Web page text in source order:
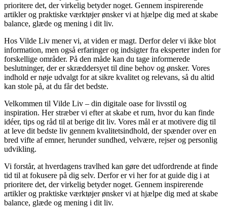
prioritere det, der virkelig betyder noget. Gennem inspirerende
artikler og praktiske værktøjer ønsker vi at hjælpe dig med at skabe
balance, glæde og mening i dit liv.
Hos Vilde Liv mener vi, at viden er magt. Derfor deler vi ikke blot
information, men også erfaringer og indsigter fra eksperter inden for
forskellige områder. På den måde kan du tage informerede
beslutninger, der er skræddersyet til dine behov og ønsker. Vores
indhold er nøje udvalgt for at sikre kvalitet og relevans, så du altid
kan stole på, at du får det bedste.
Velkommen til Vilde Liv – din digitale oase for livsstil og
inspiration. Her stræber vi efter at skabe et rum, hvor du kan finde
idéer, tips og råd til at berige dit liv. Vores mål er at motivere dig til
at leve dit bedste liv gennem kvalitetsindhold, der spænder over en
bred vifte af emner, herunder sundhed, velvære, rejser og personlig
udvikling.
Vi forstår, at hverdagens travlhed kan gøre det udfordrende at finde
tid til at fokusere på dig selv. Derfor er vi her for at guide dig i at
prioritere det, der virkelig betyder noget. Gennem inspirerende
artikler og praktiske værktøjer ønsker vi at hjælpe dig med at skabe
balance, glæde og mening i dit liv.